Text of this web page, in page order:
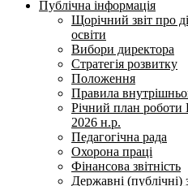
Публічна інформація
Щорічний звіт про
освіти
Вибори директора
Стратегія розвитку
Положення
Правила
Річний план
2026 н.р.
Педагогічна рада
Охорона праці
Фінансова звітність
Державні (публічні)